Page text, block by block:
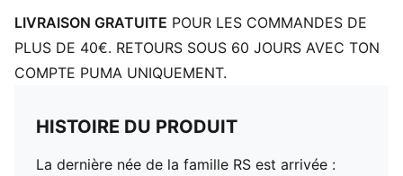
LIVRAISON GRATUITE POUR LES COMMANDES DE
PLUS DE 40€. RETOURS SOUS 60 JOURS AVEC TON
COMPTE PUMA UNIQUEMENT.
HISTOIRE DU PRODUIT
La dernière née de la famille RS est arrivée :